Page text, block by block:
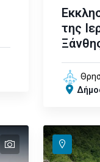
της
text
text
text